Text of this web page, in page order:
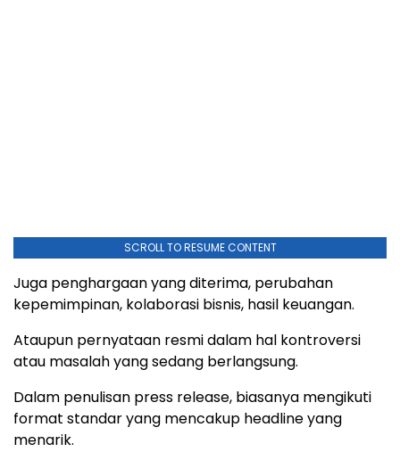
SCROLL TO RESUME CONTENT
Juga penghargaan yang diterima, perubahan
kepemimpinan, kolaborasi bisnis, hasil keuangan.
Ataupun pernyataan resmi dalam hal kontroversi
atau masalah yang sedang berlangsung.
Dalam penulisan press release, biasanya mengikuti
format standar yang mencakup headline yang
menarik.